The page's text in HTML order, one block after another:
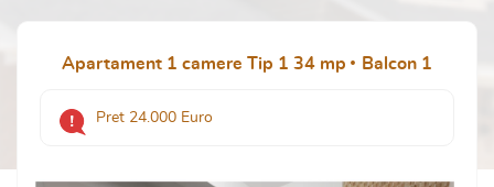
Apartament 1 camere Tip 1 34 mp Balcon 1
Pret 24.000 Euro